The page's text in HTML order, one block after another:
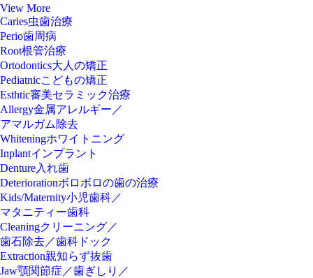
View More
Caries虫歯治療
Perio歯周病
Root根管治療
Ortodontics大人の矯正
Pediatnicこどもの矯正
Esthtic審美セラミック治療
Allergy金属アレルギー／
アマルガム除去
Whiteningホワイトニング
Inplantインプラント
Denture入れ歯
Deteriorationボロボロの歯の治療
Kids/Maternity小児歯科／
マタニティー歯科
Cleaningクリーニング／
歯石除去／歯科ドック
Extraction親知らず抜歯
Jaw顎関節症／歯ぎしり／